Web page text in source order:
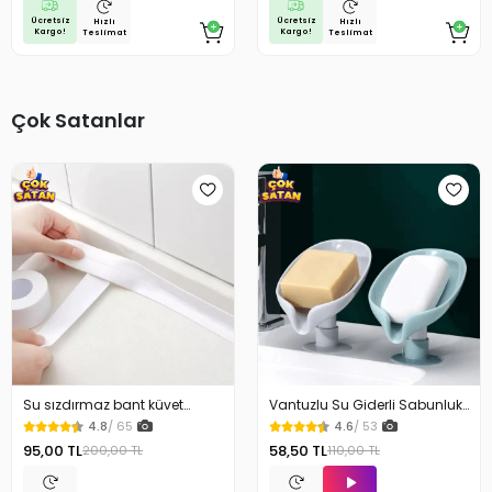
Ücretsiz
Kargo!
Hızlı
Teslimat
Ücretsiz
Kargo!
Hızlı
Teslimat
Çok Satanlar
Su sızdırmaz bant küvet
Tezgah tamir bandı
4.8/ 65
95,00 TL200,00 TL
Vantuzlu Su Giderli Sabunluk
Kaymaz 4.6/ 53
58,50 TL110,00 TL